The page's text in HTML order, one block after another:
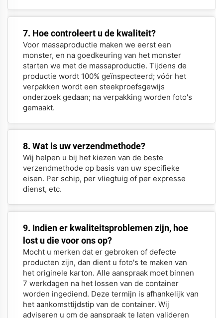
7. Hoe controleert u de kwaliteit?
Voor massaproductie maken we eerst een
monster, en na goedkeuring van het monster
starten we met de massaproductie. Tijdens de
productie wordt 100% geïnspecteerd; vóór het
verpakken wordt een steekproefsgewijs
onderzoek gedaan; na verpakking worden foto's
gemaakt.
8. Wat is uw verzendmethode?
Wij helpen u bij het kiezen van de beste
verzendmethode op basis van uw specifieke
eisen. Per schip, per vliegtuig of per expresse
dienst, etc.
9. Indien er kwaliteitsproblemen zijn, hoe
lost u die voor ons op?
Mocht u merken dat er gebroken of defecte
producten zijn, dan dient u foto's te maken van
het originele karton. Alle aanspraak moet binnen
7 werkdagen na het lossen van de container
worden ingediend. Deze termijn is afhankelijk van
het aankomsttijdstip van de container. Wij
adviseren u om de aanspraak te laten valideren